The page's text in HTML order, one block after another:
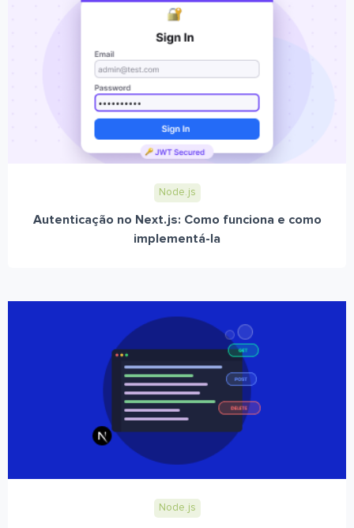
Node.js
Autenticação no Next.js: Como funciona e como
implementá-la
Node.js